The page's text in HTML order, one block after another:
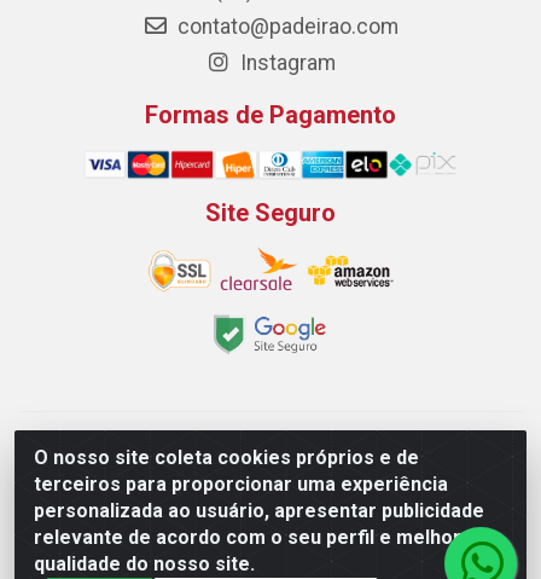
O nosso site coleta cookies próprios e de
terceiros para proporcionar uma experiência
personalizada ao usuário, apresentar publicidade
relevante de acordo com o seu perfil e melhorar a
qualidade do nosso site.
contato@padeirao.com
Instagram
Formas de Pagamento
Site Seguro
Padeirão Comércio de Produtos Para Panificação LTDA -
Rodovia Empresario João Santos Filho, 2425, Gp B1 Bl. 02 -
Muribeca, Jaboatão dos Guararapes/PE - CEP 54.350-100 -
CNPJ 03.042.263/0001-51